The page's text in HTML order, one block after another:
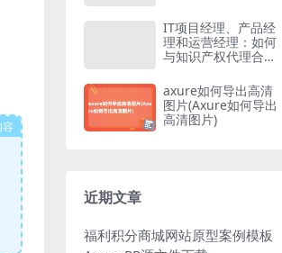
IT项目经理、产品经
理和运营经理：如何
与知识产权代理合作
axure如何导出高清
图片(Axure如何导出
高清图片)
近期文章
福利积分商城网站原型案例模板